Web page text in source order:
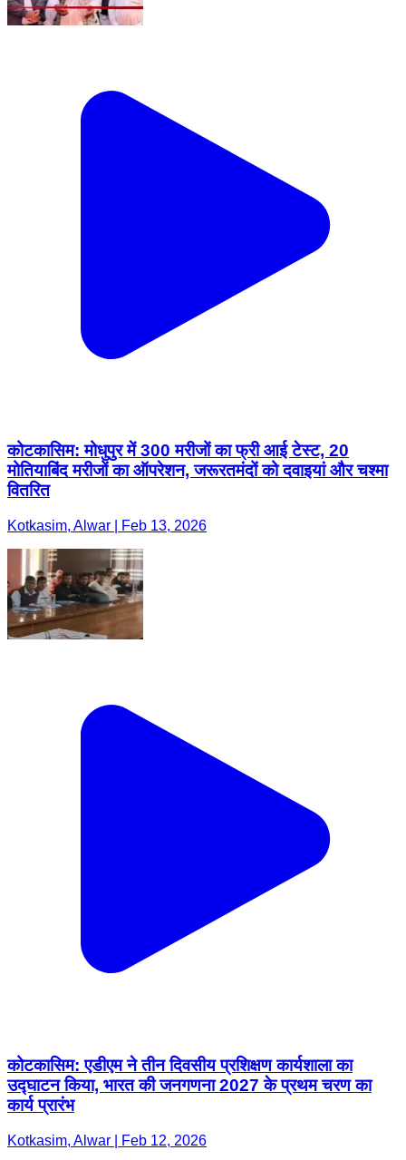
कोटकासिम: मोधुपुर में 300 मरीजों का फ्री आई टेस्ट, 20
मोतियाबिंद मरीजों का ऑपरेशन, जरूरतमंदों को दवाइयां और चश्मा
वितरित
Kotkasim, Alwar | Feb 13, 2026
कोटकासिम: एडीएम ने तीन दिवसीय प्रशिक्षण कार्यशाला का
उद्घाटन किया, भारत की जनगणना 2027 के प्रथम चरण का
कार्य प्रारंभ
Kotkasim, Alwar | Feb 12, 2026